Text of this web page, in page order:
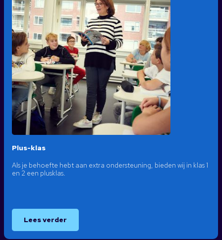
Plus-klas
Als je behoefte hebt aan extra ondersteuning, bieden wij in klas 1
en 2 een plusklas.
Lees verder